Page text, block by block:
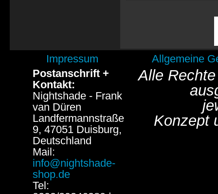
Impressum
Allgemeine
Postanschrift +
Kontakt:
Nightshade - Frank
van Düren
Landfermannstraße
9, 47051 Duisburg,
Deutschland
Mail:
info@nightshade-
shop.de
Tel:
Alle
Konzept